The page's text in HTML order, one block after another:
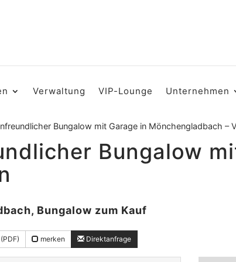
Verwaltung VIP-Lounge Unternehmen
Bungalow mit Garage in Mönchengladbach –
Bungalow
Bungalow zum Kauf
merken Direktanfrage